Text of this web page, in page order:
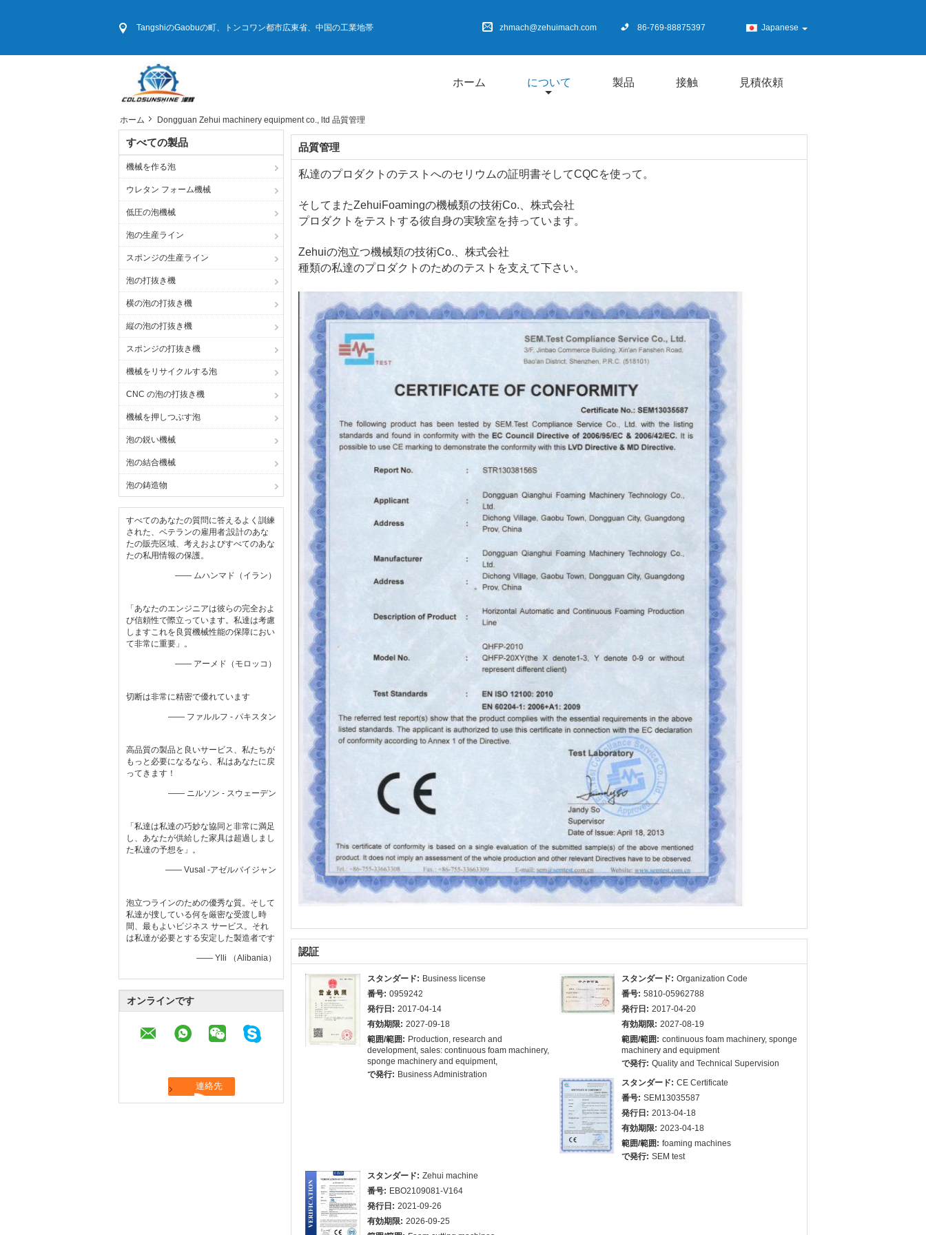
TangshiのGaobuの町、トンコワン都市広東省、中国の工業地帯 zhmach@zehuimach.com 86-769-88875397 Japanese
ホーム について 製品 接触 見積依頼
ホーム Dongguan Zehui machinery equipment co., ltd 品質管理
すべての製品
機械を作る泡
ウレタン フォーム機械
低圧の泡機械
泡の生産ライン
スポンジの生産ライン
泡の打抜き機
横の泡の打抜き機
縦の泡の打抜き機
スポンジの打抜き機
機械をリサイクルする泡
CNC の泡の打抜き機
機械を押しつぶす泡
泡の鋭い機械
泡の結合機械
泡の鋳造物
すべてのあなたの質問に答えるよく訓練
された、ベテランの雇用者;設計のあな
たの販売区域、考えおよびすべてのあな
たの私用情報の保護。
—— ムハンマド（イラン）
「あなたのエンジニアは彼らの完全およ
び信頼性で際立っています。私達は考慮
しますこれを良質機械性能の保障におい
て非常に重要」。
—— アーメド（モロッコ）
切断は非常に精密で優れています
—— ファルルフ - パキスタン
高品質の製品と良いサービス、私たちが
もっと必要になるなら、私はあなたに戻
ってきます！
—— ニルソン - スウェーデン
「私達は私達の巧妙な協同と非常に満足
し、あなたが供給した家具は超過しまし
た私達の予想を」。
—— Vusal -アゼルバイジャン
泡立つラインのための優秀な質。そして
私達が捜している何を厳密な受渡し時
間、最もよいビジネス サービス。それ
は私達が必要とする安定した製造者です
—— Ylli （Alibania）
オンラインです
品質管理
私達のプロダクトのテストへのセリウムの証明書そしてCQCを使って。
そしてまたZehuiFoamingの機械類の技術Co.、株式会社
プロダクトをテストする彼自身の実験室を持っています。
Zehuiの泡立つ機械類の技術Co.、株式会社
種類の私達のプロダクトのためのテストを支えて下さい。
認証
スタンダード: Business license
番号: 0959242
発行日: 2017-04-14
有効期限: 2027-09-18
範囲/範囲: Production, research and
development, sales: continuous foam machinery,
sponge machinery and equipment,
で発行: Business Administration
スタンダード: Organization Code
番号: 5810-05962788
発行日: 2017-04-20
有効期限: 2027-08-19
範囲/範囲: continuous foam machinery, sponge
machinery and equipment
で発行: Quality and Technical Supervision
スタンダード: CE Certificate
番号: SEM13035587
発行日: 2013-04-18
有効期限: 2023-04-18
範囲/範囲: foaming machines
で発行: SEM test
スタンダード: Zehui machine
番号: EBO2109081-V164
発行日: 2021-09-26
有効期限: 2026-09-25